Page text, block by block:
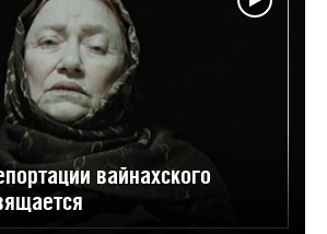
вайнахского